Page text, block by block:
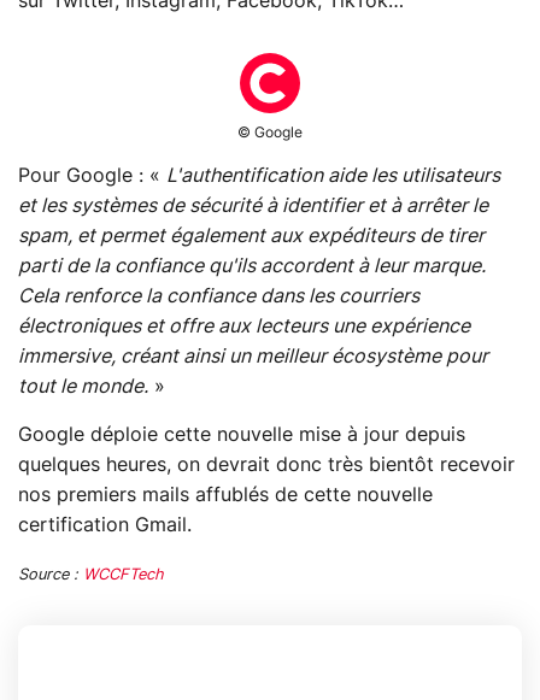
© Google
Pour Google : « L'authentification aide les utilisateurs
et les systèmes de sécurité à identifier et à arrêter le
spam, et permet également aux expéditeurs de tirer
parti de la confiance qu'ils accordent à leur marque.
Cela renforce la confiance dans les courriers
électroniques et offre aux lecteurs une expérience
immersive, créant ainsi un meilleur écosystème pour
tout le monde. »
Google déploie cette nouvelle mise à jour depuis
quelques heures, on devrait donc très bientôt recevoir
nos premiers mails affublés de cette nouvelle
certification Gmail.
Source : WCCFTech